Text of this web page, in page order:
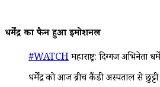
धर्मेंद्र का फैन हुआ इमोशनल
#WATCHमहाराष्ट्र: दिग्गज
धर्मेंद्र को आज ब्रीच कैंडी अस्पताल से